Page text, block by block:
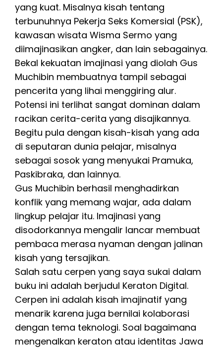
yang kuat. Misalnya kisah tentang
terbunuhnya Pekerja Seks Komersial (PSK),
kawasan wisata Wisma Sermo yang
diimajinasikan angker, dan lain sebagainya.
Bekal kekuatan imajinasi yang diolah Gus
Muchibin membuatnya tampil sebagai
pencerita yang lihai menggiring alur.
Potensi ini terlihat sangat dominan dalam
racikan cerita-cerita yang disajikannya.
Begitu pula dengan kisah-kisah yang ada
di seputaran dunia pelajar, misalnya
sebagai sosok yang menyukai Pramuka,
Paskibraka, dan lainnya.
Gus Muchibin berhasil menghadirkan
konflik yang memang wajar, ada dalam
lingkup pelajar itu. Imajinasi yang
disodorkannya mengalir lancar membuat
pembaca merasa nyaman dengan jalinan
kisah yang tersajikan.
Salah satu cerpen yang saya sukai dalam
buku ini adalah berjudul Keraton Digital.
Cerpen ini adalah kisah imajinatif yang
menarik karena juga bernilai kolaborasi
dengan tema teknologi. Soal bagaimana
mengenalkan keraton atau identitas Jawa